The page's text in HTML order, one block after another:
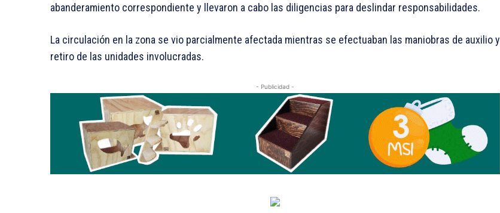
abanderamiento correspondiente y llevaron a cabo las diligencias para deslindar responsabilidades.
La circulación en la zona se vio parcialmente afectada mientras se efectuaban las maniobras de auxilio y
retiro de las unidades involucradas.
- Publicidad -